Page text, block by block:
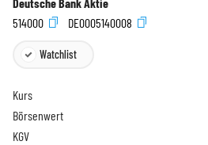
514000
DE0005140008
Watchlist
Kurs
Börsenwert
KGV